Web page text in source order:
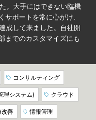
。大手にはできない臨機
サポートを常に心がけ、
成して来ました。自社開
までのカスタマイズにも
コンサルティング
理システム) クラウド
改善 情報管理